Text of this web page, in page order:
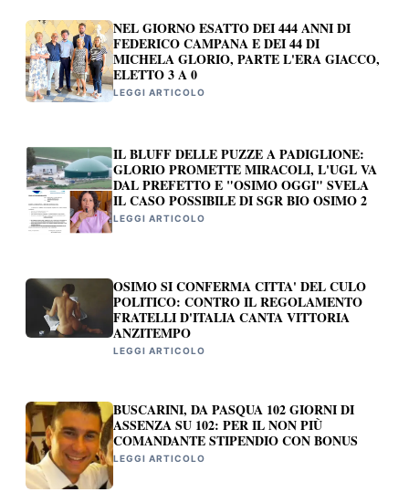
NEL GIORNO ESATTO DEI 444 ANNI DI
FEDERICO CAMPANA E DEI 44 DI
MICHELA GLORIO, PARTE L'ERA GIACCO,
ELETTO 3 A 0
LEGGI ARTICOLO
IL BLUFF DELLE PUZZE A PADIGLIONE:
GLORIO PROMETTE MIRACOLI, L'UGL VA
DAL PREFETTO E "OSIMO OGGI" SVELA
IL CASO POSSIBILE DI SGR BIO OSIMO 2
LEGGI ARTICOLO
OSIMO SI CONFERMA CITTA' DEL CULO
POLITICO: CONTRO IL REGOLAMENTO
FRATELLI D'ITALIA CANTA VITTORIA
ANZITEMPO
LEGGI ARTICOLO
BUSCARINI, DA PASQUA 102 GIORNI DI
ASSENZA SU 102: PER IL NON PIÙ
COMANDANTE STIPENDIO CON BONUS
LEGGI ARTICOLO